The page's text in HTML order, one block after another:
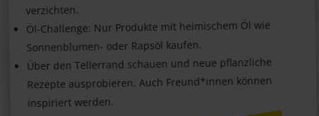
verzichten.
Öl-Challenge: Nur Produkte mit heimischem Öl wie
Sonnenblumen- oder Rapsöl kaufen.
Über den Tellerrand schauen und neue pflanzliche
Rezepte ausprobieren. Auch Freund*innen können
inspiriert werden.